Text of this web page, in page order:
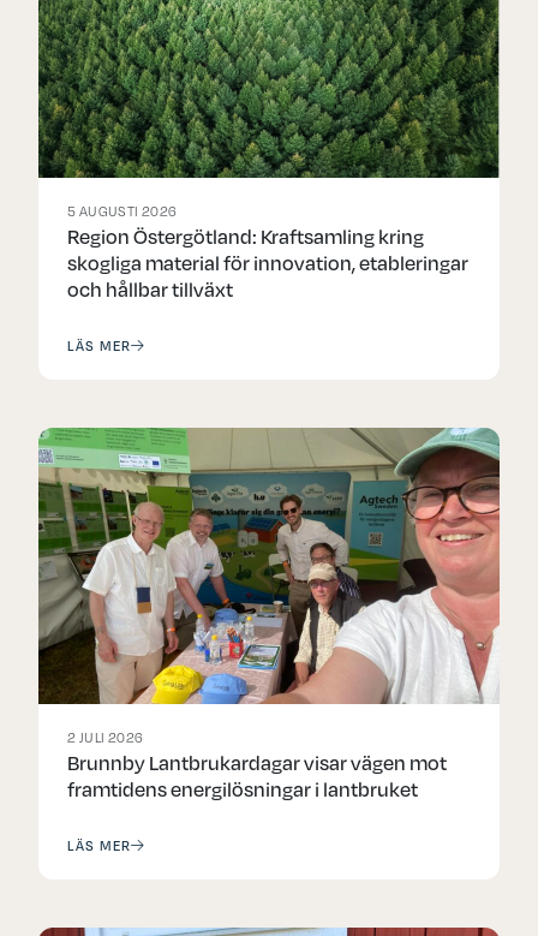
5 AUGUSTI 2026
Region Östergötland: Kraftsamling kring
skogliga material för innovation, etableringar
och hållbar tillväxt
LÄS MER
2 JULI 2026
Brunnby Lantbrukardagar visar vägen mot
framtidens energilösningar i lantbruket
LÄS MER